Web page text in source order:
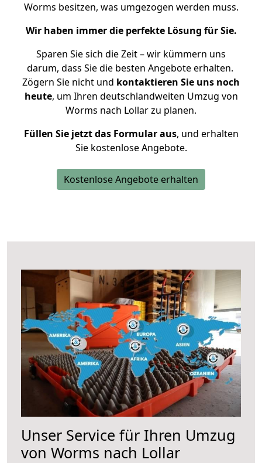
Worms besitzen, was umgezogen werden muss.
Wir haben immer die perfekte Lösung für Sie.
Sparen Sie sich die Zeit – wir kümmern uns
darum, dass Sie die besten Angebote erhalten.
Zögern Sie nicht und kontaktieren Sie uns noch
heute, um Ihren deutschlandweiten Umzug von
Worms nach Lollar zu planen.
Füllen Sie jetzt das Formular aus, und erhalten
Sie kostenlose Angebote.
Kostenlose Angebote erhalten
Unser Service für Ihren Umzug
von Worms nach Lollar